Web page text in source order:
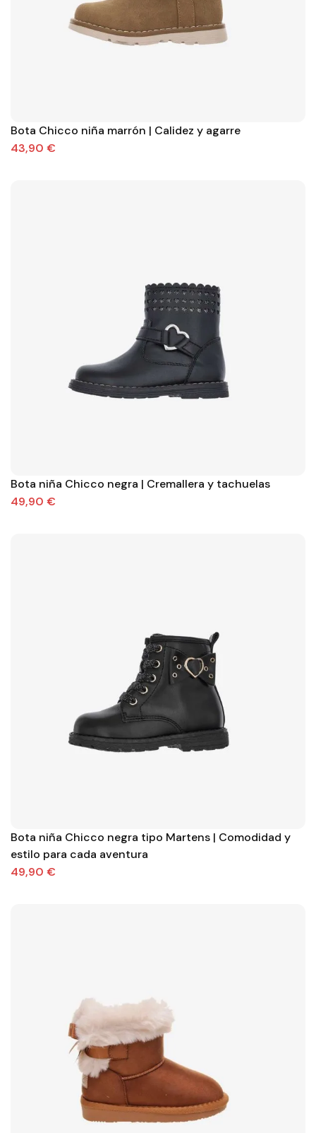
Bota Chicco niña marrón | Calidez y agarre
43,90 €
Bota niña Chicco negra | Cremallera y tachuelas
49,90 €
Bota niña Chicco negra tipo Martens | Comodidad y
estilo para cada aventura
49,90 €